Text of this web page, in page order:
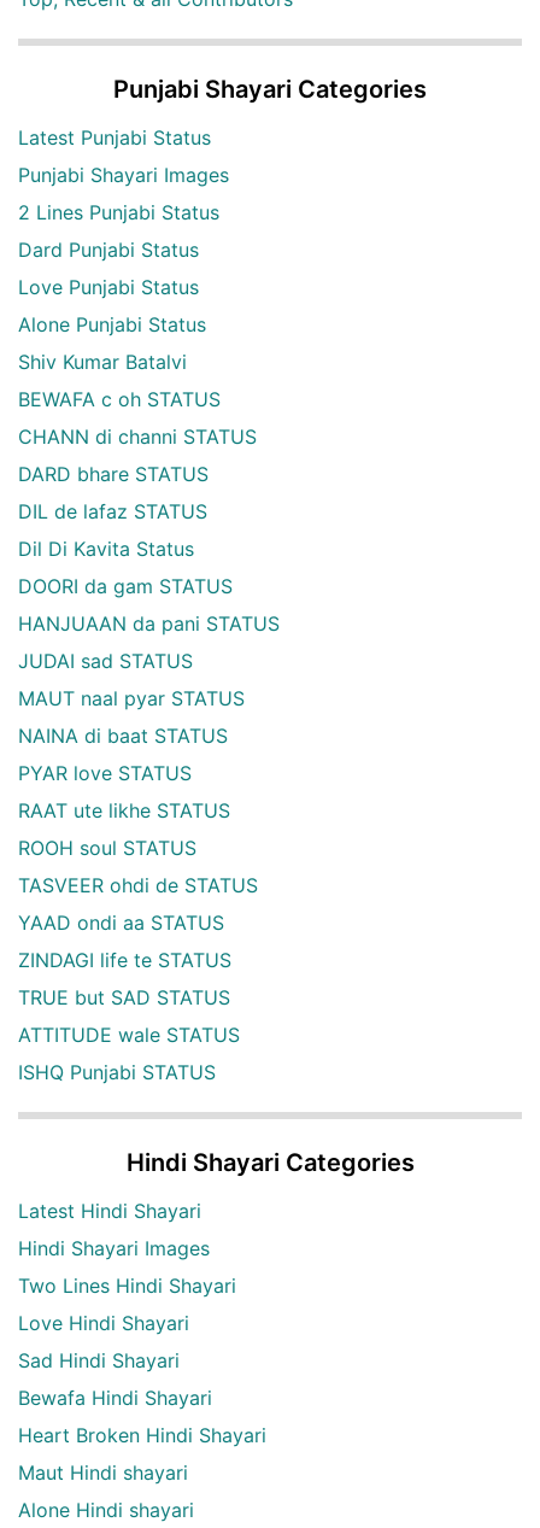
Punjabi Shayari Categories
Latest Punjabi Status
Punjabi Shayari Images
2 Lines Punjabi Status
Dard Punjabi Status
Love Punjabi Status
Alone Punjabi Status
Shiv Kumar Batalvi
BEWAFA c oh STATUS
CHANN di channi STATUS
DARD bhare STATUS
DIL de lafaz STATUS
Dil Di Kavita Status
DOORI da gam STATUS
HANJUAAN da pani STATUS
JUDAI sad STATUS
MAUT naal pyar STATUS
NAINA di baat STATUS
PYAR love STATUS
RAAT ute likhe STATUS
ROOH soul STATUS
TASVEER ohdi de STATUS
YAAD ondi aa STATUS
ZINDAGI life te STATUS
TRUE but SAD STATUS
ATTITUDE wale STATUS
ISHQ Punjabi STATUS
Hindi Shayari Categories
Latest Hindi Shayari
Hindi Shayari Images
Two Lines Hindi Shayari
Love Hindi Shayari
Sad Hindi Shayari
Bewafa Hindi Shayari
Heart Broken Hindi Shayari
Maut Hindi shayari
Alone Hindi shayari